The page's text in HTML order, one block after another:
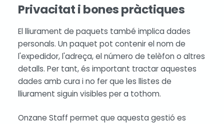
Privacitat i bones pràctiques
El lliurament de paquets també implica dades
personals. Un paquet pot contenir el nom de
l'expedidor, l'adreça, el número de telèfon o altres
detalls. Per tant, és important tractar aquestes
dades amb cura i no fer que les llistes de
lliurament siguin visibles per a tothom.
Onzane Staff permet que aquesta gestió es